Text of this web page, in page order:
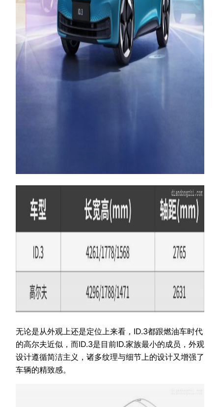
无论是从外观上还是定位上来看，ID.3都跟燃油车时代
的高尔夫近似，而ID.3是目前ID.家族最小的成员，外观
设计遵循简洁主义，诸多纹理与细节上的设计又增强了
车辆的精致感。